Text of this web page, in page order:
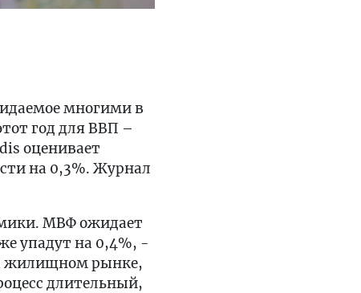
многими в
год для ВВП –
оценивает
на 0,3%. Журнал
МВФ ожидает
упадут на 0,4%, -
жилищном рынке,
длительный,